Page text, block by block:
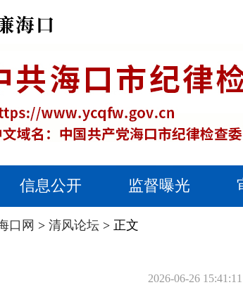
信息公开 监督曝光
口网 > 清风论坛 > 正文
2026-06-26